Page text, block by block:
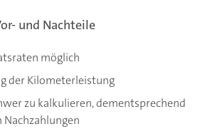
und Nachteile
möglich
der Kilometerleistung
zu kalkulieren, dementsprechend
Nachzahlungen